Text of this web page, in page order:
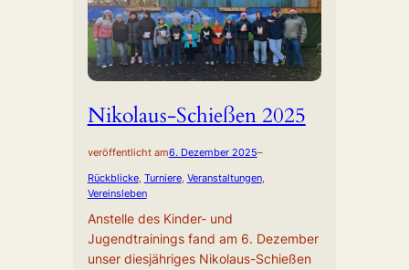
Nikolaus-Schießen 2025
veröffentlicht am6. Dezember 2025–
Rückblicke, Turniere, Veranstaltungen ,
Vereinsleben
Anstelle des Kinder- und
Jugendtrainings fand am 6. Dezember
unser diesjähriges Nikolaus-Schießen